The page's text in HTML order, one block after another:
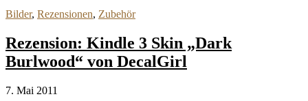
Bilder, Rezensionen, Zubehör
Rezension: Kindle 3 Skin „Dark
Burlwood“ von DecalGirl
7. Mai 2011